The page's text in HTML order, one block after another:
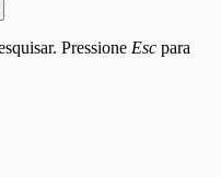
Pressione Esc para